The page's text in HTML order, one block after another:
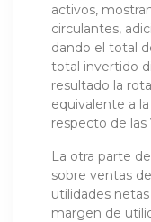
activos,
circulantes,
dando el total
total invertido
resultado la
equivalente a
respecto de las
La otra parte
sobre ventas
utilidades
margen de